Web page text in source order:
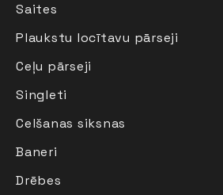
Saites
Plaukstu locītavu pārseji
Ceļu pārseji
Singleti
Celšanas siksnas
Baneri
Drēbes